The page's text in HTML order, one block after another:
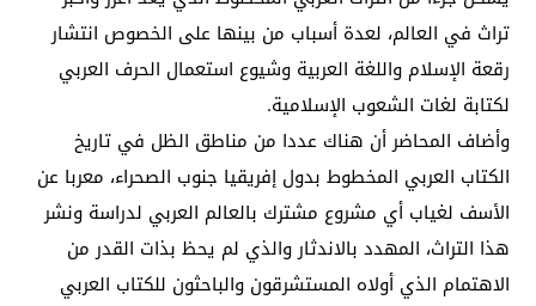
تراث في العالم، لعدة أسباب من بينها على الخصوص انتشار
رقعة الإسلام واللغة العربية وشيوع استعمال الحرف العربي
لكتابة لغات الشعوب الإسلامية.
وأضاف المحاضر أن هناك عددا من مناطق الظل في تاريخ
الكتاب العربي المخطوط بدول إفريقيا جنوب الصحراء، معربا عن
الأسف لغياب أي مشروع مشترك بالعالم العربي لدراسة ونشر
هذا التراث، المهدد بالاندثار والذي لم يحظ بذات القدر من
الاهتمام الذي أولاه المستشرقون والباحثون للكتاب العربي